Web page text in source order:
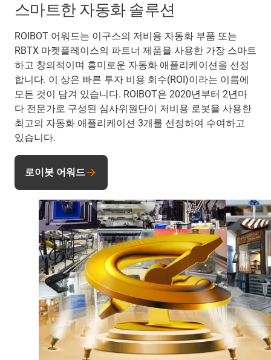
스마트한 자동화 솔루션
ROIBOT 어워드는 이구스의 저비용 자동화 부품 또는
RBTX 마켓플레이스의 파트너 제품을 사용한 가장 스마트
하고 창의적이며 흥미로운 자동화 애플리케이션을 선정
합니다. 이 상은 빠른 투자 비용 회수(ROI)이라는 이름에
모든 것이 담겨 있습니다. ROIBOT은 2020년부터 2년마
다 전문가로 구성된 심사위원단이 저비용 로봇을 사용한
최고의 자동화 애플리케이션 3개를 선정하여 수여하고
있습니다.
로이봇 어워드